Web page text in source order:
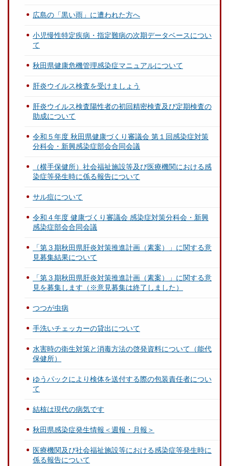
広島の「黒い雨」に遭われた方へ
小児慢性特定疾病・指定難病の次期データベースについ
て
秋田県健康危機管理感染症マニュアルについて
肝炎ウイルス検査を受けましょう
肝炎ウイルス検査陽性者の初回精密検査及び定期検査の
助成について
令和５年度 秋田県健康づくり審議会 第１回感染症対策
分科会・新興感染症部会合同会議
（横手保健所）社会福祉施設等及び医療機関における感
染症等発生時に係る報告について
サル痘について
令和４年度 健康づくり審議会 感染症対策分科会・新興
感染症部会合同会議
「第３期秋田県肝炎対策推進計画（素案）」に関する意
見募集結果について
「第３期秋田県肝炎対策推進計画（素案）」に関する意
見を募集します（※意見募集は終了しました）
つつが虫病
手洗いチェッカーの貸出について
水害時の衛生対策と消毒方法の啓発資料について（能代
保健所）
ゆうパックにより検体を送付する際の包装責任者につい
て
結核は現代の病気です
秋田県感染症発生情報＜週報・月報＞
医療機関及び社会福祉施設等における感染症等発生時に
係る報告について